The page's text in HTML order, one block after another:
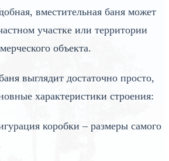
вместительная баня может
участке или территории
объекта.
выглядит достаточно просто,
характеристики строения:
коробки – размеры самого